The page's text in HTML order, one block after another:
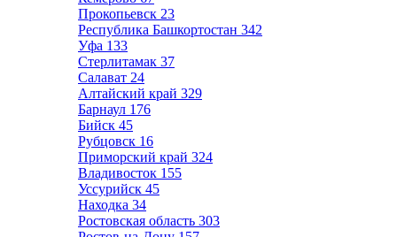
Прокопьевск 23
Республика Башкортостан 342
Уфа 133
Стерлитамак 37
Салават 24
Алтайский край 329
Барнаул 176
Бийск 45
Рубцовск 16
Приморский край 324
Владивосток 155
Уссурийск 45
Находка 34
Ростовская область 303